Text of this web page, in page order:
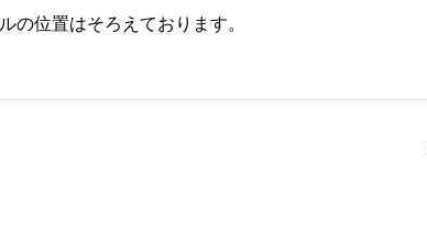
の位置はそろえております。